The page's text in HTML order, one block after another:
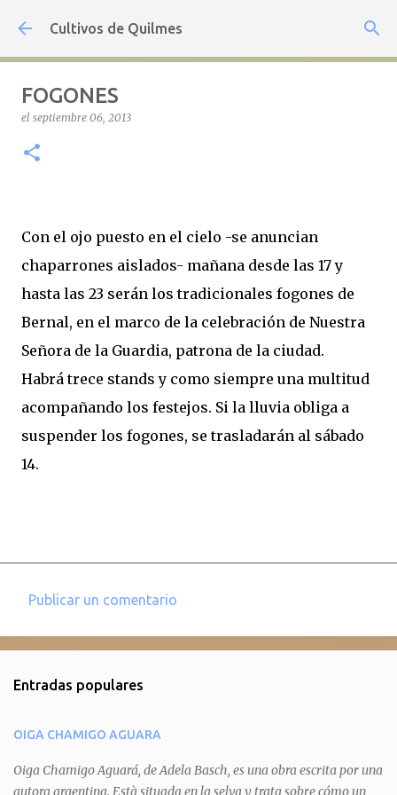
Ir al contenido principal
Cultivos de Quilmes
FOGONES
el septiembre 06, 2013
Con el ojo puesto en el cielo -se anuncian
chaparrones aislados- mañana desde las 17 y
hasta las 23 serán los tradicionales fogones de
Bernal, en el marco de la celebración de Nuestra
Señora de la Guardia, patrona de la ciudad.
Habrá trece stands y como siempre una multitud
acompañando los festejos. Si la lluvia obliga a
suspender los fogones, se trasladarán al sábado
14.
e
t
a
Publicar un comentario
Entradas populares
OIGA CHAMIGO AGUARA
Oiga Chamigo Aguará, de Adela Basch, es una obra escrita por una
autora argentina. Està situada en la selva y trata sobre cómo un